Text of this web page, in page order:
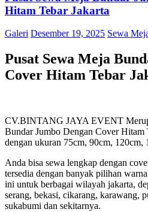
Hitam Tebar Jakarta
Galeri Desember 19, 2025 Sewa
Pusat Sewa Meja
Cover Hitam Tebar
CV.BINTANG JAYA EVENT
Bundar Jumbo Dengan Cover Hitam
dengan ukuran 75cm, 90cm, 120cm,
Anda bisa sewa lengkap dengan
tersedia dengan banyak pilihan
ini untuk berbagai wilayah jakarta,
serang, bekasi, cikarang, karawang,
sukabumi dan sekitarnya.